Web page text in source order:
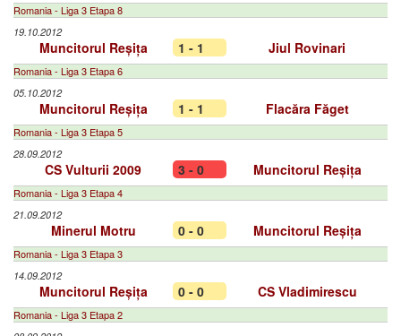
Romania - Liga 3 Etapa 8
19.10.2012
Muncitorul Reșița 1 - 1 Jiul Rovinari
Romania - Liga 3 Etapa 6
05.10.2012
Muncitorul Reșița 1 - 1 Flacăra Făget
Romania - Liga 3 Etapa 5
28.09.2012
CS Vulturii 2009 3 - 0 Muncitorul Reșița
Romania - Liga 3 Etapa 4
21.09.2012
Minerul Motru 0 - 0 Muncitorul Reșița
Romania - Liga 3 Etapa 3
14.09.2012
Muncitorul Reșița 0 - 0 CS Vladimirescu
Romania - Liga 3 Etapa 2